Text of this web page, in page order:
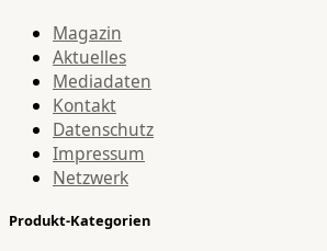
Magazin
Aktuelles
Mediadaten
Kontakt
Datenschutz
Impressum
Netzwerk
Produkt-Kategorien